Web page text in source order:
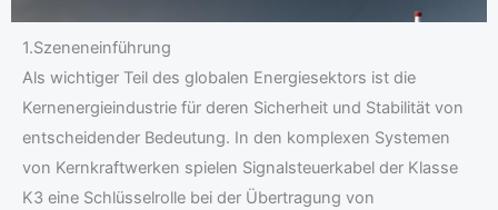
1.Szeneneinführung
Als wichtiger Teil des globalen Energiesektors ist die
Kernenergieindustrie für deren Sicherheit und Stabilität von
entscheidender Bedeutung. In den komplexen Systemen
von Kernkraftwerken spielen Signalsteuerkabel der Klasse
K3 eine Schlüsselrolle bei der Übertragung von